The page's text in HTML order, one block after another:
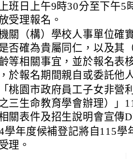
班日上午9時30分至下午5
受理報名。
關（構）學校人事單位確
否確為貴屬同仁，以及其
等相關事宜，並於報名表
於報名期間親自或委託他
桃園市政府員工子女非營
三生命教育學會辦理）」
關表件及招生說明會宣傳
學年度候補登記將自115學
理。